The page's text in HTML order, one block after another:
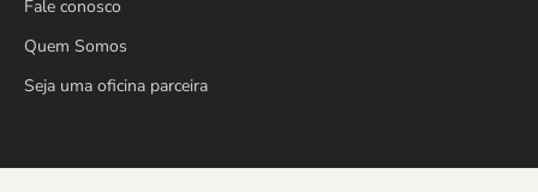
Fale conosco
Quem Somos
Seja uma oficina parceira